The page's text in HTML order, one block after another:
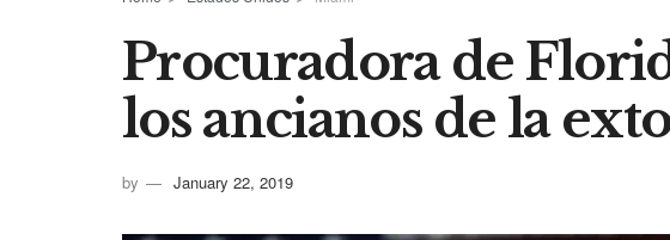
Procuradora de
los ancianos de la
by January 22, 2019